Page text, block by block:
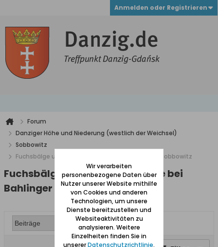
Anmelden oder Registrieren
Forum
Danziger Höhe und Niederung (westlich der Weichsel)
Sobbowitz
Fuchsbälge und Dachsschwarte bei Bahlinger in Sobbowitz
Fuchsbälge und Dachsschwarte bei
Bahlinger in Sobbowitz
Wir verarbeiten
personenbezogene Daten über
Nutzer unserer Website mithilfe
von Cookies und anderen
Technologien, um unsere
Dienste bereitzustellen und
Websiteaktivitäten zu
analysieren. Weitere
Einzelheiten finden Sie in
unsererDatenschutzrichtlinie.